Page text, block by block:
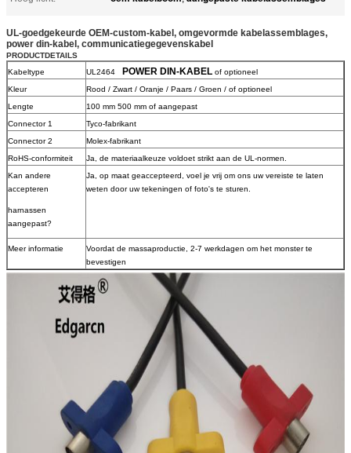
UL-goedgekeurde OEM-custom-kabel, omgevormde kabelassemblages,
power din-kabel, communicatiegegevenskabel
PRODUCTDETAILS
Kabeltype
UL2464 POWER DIN-KABEL of optioneel
Kleur
Rood / Zwart / Oranje / Paars / Groen / of optioneel
Lengte
100 mm 500 mm of aangepast
Connector 1
Tyco-fabrikant
Connector 2
Molex-fabrikant
RoHS-conformiteit
Ja, de materiaalkeuze voldoet strikt aan de UL-normen.
Kan andere
accepteren
harnassen
aangepast?
Ja, op maat geaccepteerd, voel je vrij om ons uw vereiste te laten
weten door uw tekeningen of foto's te sturen.
Meer informatie
Voordat de massaproductie, 2-7 werkdagen om het monster te
bevestigen